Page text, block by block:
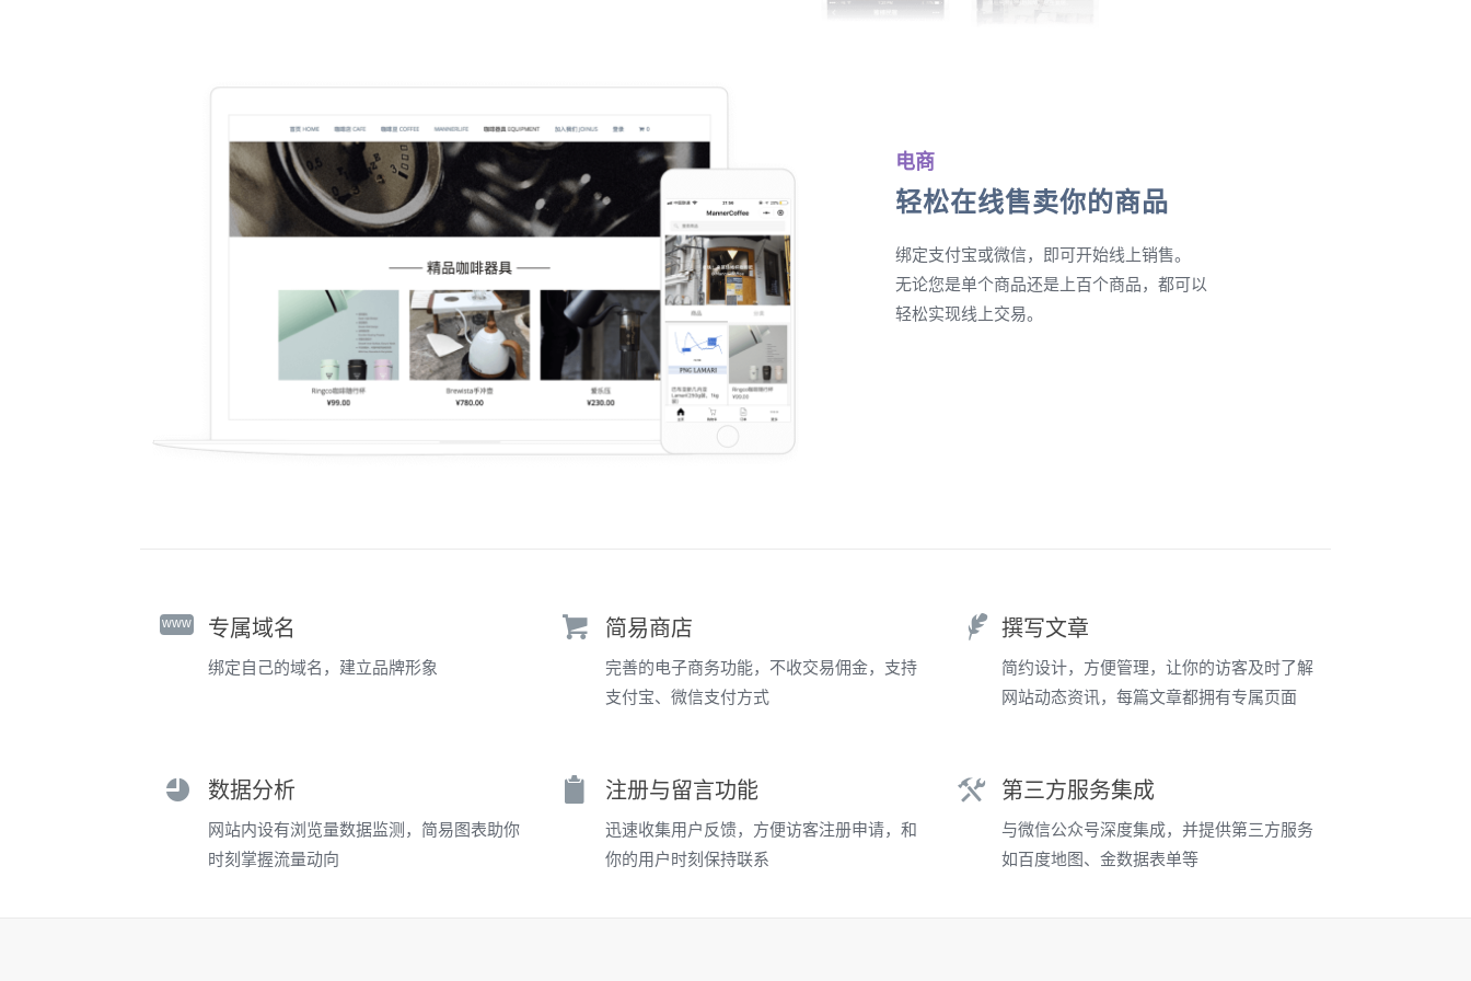
电商
轻松在线售卖你的商品
绑定支付宝或微信，即可开始线上销售。
无论您是单个商品还是上百个商品，都可以
轻松实现线上交易。
www 专属域名
绑定自己的域名，建立品牌形象
简易商店
完善的电子商务功能，不收交易佣金，支持
支付宝、微信支付方式
撰写文章
简约设计，方便管理，让你的访客及时了解
网站动态资讯，每篇文章都拥有专属页面
数据分析
网站内设有浏览量数据监测，简易图表助你
时刻掌握流量动向
注册与留言功能
迅速收集用户反馈，方便访客注册申请，和
你的用户时刻保持联系
第三方服务集成
与微信公众号深度集成，并提供第三方服务
如百度地图、金数据表单等